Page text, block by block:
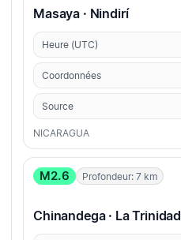
Masaya · Nindirí
Heure (UTC)
Coordonnées
Source
NICARAGUA
M2.6 Profondeur: 7 km
Chinandega · La Trinidad